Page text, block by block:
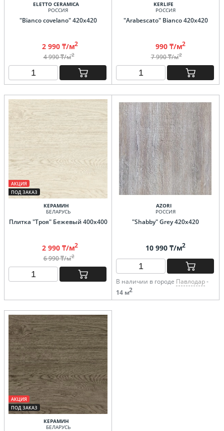
ELETTO CERAMICA
РОССИЯ
"Bianco covelano" 420х420
2 990 ₸/м2
4 990 ₸/м2
KERLIFE
РОССИЯ
"Arabescato" Bianco 420х420
990 ₸/м2
7 990 ₸/м2
АКЦИЯ
ПОД ЗАКАЗ
КЕРАМИН
БЕЛАРУСЬ
Плитка "Троя" Бежевый 400х400
2 990 ₸/м2
6 990 ₸/м2
AZORI
РОССИЯ
"Shabby" Grey 420х420
10 990 ₸/м2
В наличии в городе Павлодар-
14 м2
АКЦИЯ
ПОД ЗАКАЗ
КЕРАМИН
БЕЛАРУСЬ